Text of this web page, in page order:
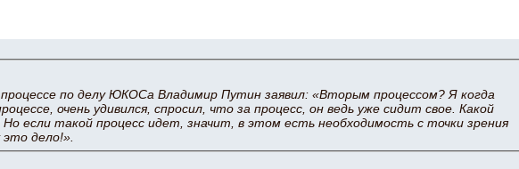
по делу ЮКОСа Владимир Путин заявил: «Вторым процессом? Я когда
очень удивился, спросил, что за процесс, он ведь уже сидит свое. Какой
Но если такой процесс идет, значит, в этом есть необходимость с точки зрения
это дело!».